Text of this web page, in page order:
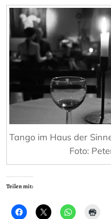
Tango im Haus der
Foto:
Teilen mit: